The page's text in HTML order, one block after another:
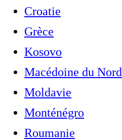
Croatie
Grèce
Kosovo
Macédoine du Nord
Moldavie
Monténégro
Roumanie